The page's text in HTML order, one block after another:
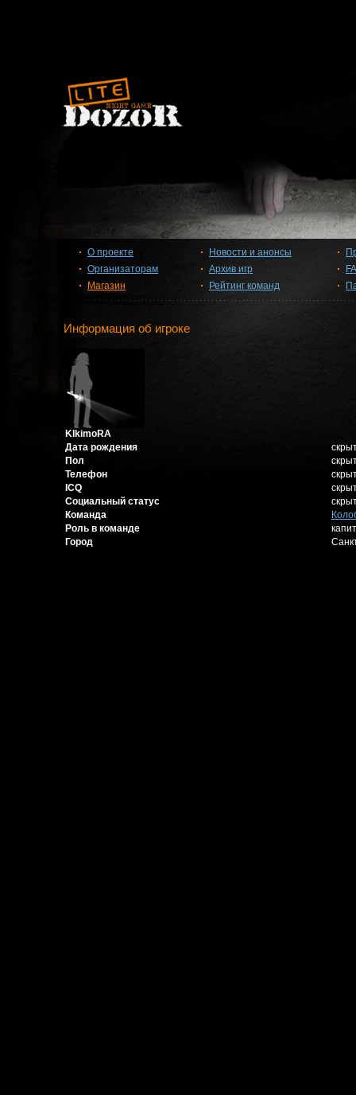
О проекте
Организаторам
Магазин
Новости и анонсы
Архив игр
Рейтинг команд
Информация об игроке
KIkimoRA
Дата рождения
Пол
Телефон
ICQ
Социальный статус
Команда
Роль в команде
Город